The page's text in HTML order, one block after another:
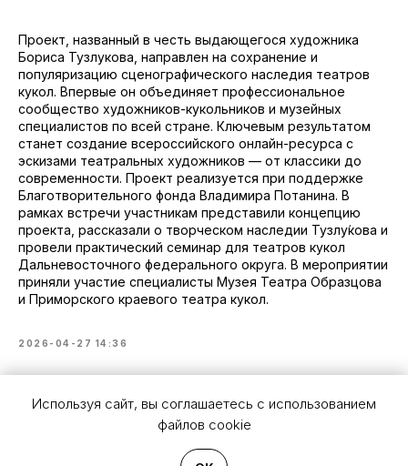
Используя сайт, вы соглашаетесь с использованием
файлов cookie
Проект, названный в честь выдающегося художника
Бориса Тузлукова, направлен на сохранение и
популяризацию сценографического наследия театров
кукол. Впервые он объединяет профессиональное
сообщество художников-кукольников и музейных
специалистов по всей стране. Ключевым результатом
станет создание всероссийского онлайн-ресурса с
эскизами театральных художников — от классики до
современности. Проект реализуется при поддержке
Благотворительного фонда Владимира Потанина. В
рамках встречи участникам представили концепцию
проекта, рассказали о творческом наследии Тузлу́кова и
провели практический семинар для театров кукол
Дальневосточного федерального округа. В мероприятии
приняли участие специалисты Музея Театра Образцова
и Приморского краевого театра кукол.
2026-04-27 14:36